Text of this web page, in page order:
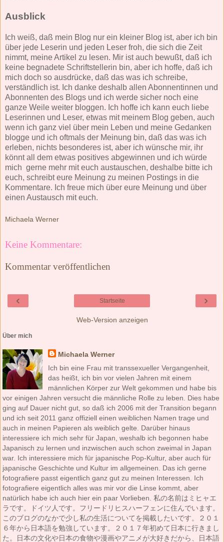
Ausblick
Ich weiß, daß mein Blog nur ein kleiner Blog ist, aber ich bin
über jede Leserin und jeden Leser froh, die sich die Zeit
nimmt, meine Artikel zu lesen. Mir ist auch bewußt, daß ich
keine begnadete Schriftstellerin bin, aber ich hoffe, daß ich
mich doch so ausdrücke, daß das was ich schreibe,
verständlich ist. Ich danke deshalb allen Abonnentinnen und
Abonnenten des Blogs und ich werde sicher noch eine
ganze Weile weiter bloggen. Ich hoffe ich kann euch liebe
Leserinnen und Leser, etwas mit meinem Blog geben, auch
wenn ich ganz viel über mein Leben und meine Gedanken
blogge und ich oftmals der Meinung bin, daß das was ich
erleben, nichts besonderes ist, aber ich wünsche mir, ihr
könnt all dem etwas positives abgewinnen und ich würde
mich gerne mehr mit euch austauschen, deshalbe bitte ich
euch, schreibt eure Meinung zu meinen Postings in die
Kommentare. Ich freue mich über eure Meinung und über
einen Austausch mit euch.
Michaela Werner
Keine Kommentare:
Kommentar veröffentlichen
‹ ›
Startseite
Web-Version anzeigen
Über mich
Michaela Werner
Ich bin eine Frau mit transsexueller Vergangenheit,
das heißt, ich bin vor vielen Jahren mit einem
männlichen Körper zur Welt gekommen und habe bis
vor einigen Jahren versucht die männliche Rolle zu leben. Dies habe
ging auf Dauer nicht gut, so daß ich 2006 mit der Transition begann
und ich seit 2011 ganz offiziell einen weiblichen Namen trage und
auch in meinen Papieren als weiblich gelte. Darüber hinaus
interessiere ich mich sehr für Japan, weshalb ich begonnen habe
Japanisch zu lernen und inzwischen auch schon zweimal in Japan
war. Ich interessiere mich für japanische Pop-Kultur, aber auch für
japanische Geschichte und Kultur im allgemeinen. Das ich gerne
fotografiere passt eigentlich ganz gut zu meinen Interessen. Ich
fotografiere eigentlich alles was mir vor die Linse kommt, aber
natürlich habe ich auch hier ein paar Vorlieben. 私の名前はミヒャエ
ラです。ドイツ人です。フリードリヒスハーフェンに住んでいます。
このブログのなかで少し私の生活についてを掲載したいです。２０１
６年から日本語を勉強しています。２０１７年初めて日本に行きまし
た。日本の文化や日本の食物や漫画やアニメが大好きだから、日本語